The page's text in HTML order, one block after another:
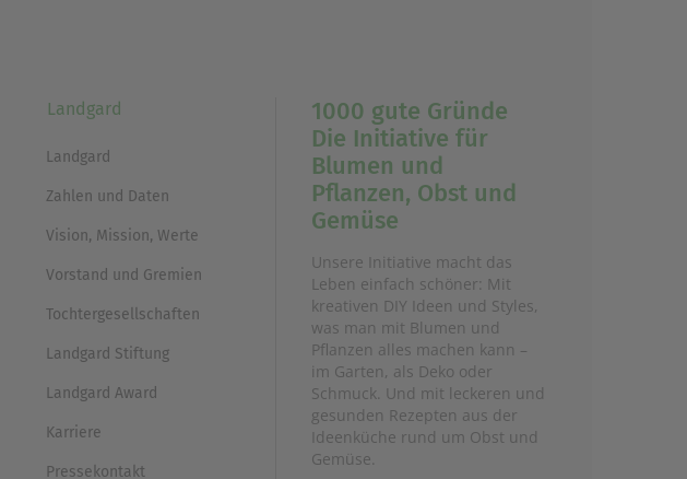
Landgard
Landgard
Zahlen und Daten
Vision, Mission, Werte
Vorstand und Gremien
Tochtergesellschaften
Landgard Stiftung
Landgard Award
Karriere
Pressekontakt
1000 gute Gründe
Die Initiative für
Blumen und
Pflanzen, Obst und
Gemüse
Unsere Initiative macht das
Leben einfach schöner: Mit
kreativen DIY Ideen und Styles,
was man mit Blumen und
Pflanzen alles machen kann –
im Garten, als Deko oder
Schmuck. Und mit leckeren und
gesunden Rezepten aus der
Ideenküche rund um Obst und
Gemüse.